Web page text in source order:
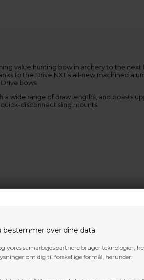
bestemmer over dine data
vores samarbejdspartnere bruger teknologier,
om dig til forskellige formål, herunder:
value hunting bow in archery to the
to the Drive NXT’s all-new machined
bows.
a wide range of draw lengths, and boasts
disconnect sling mounts.
pils Quiver, Phantom Drop-Away Rest,